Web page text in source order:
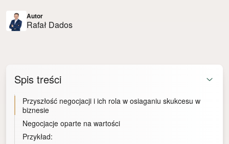
Autor
Rafał Dados
Spis treści
Przyszłość negocjacji i ich rola w osiaganiu skukcesu w
biznesie
Negocjacje oparte na wartości
Przykład: